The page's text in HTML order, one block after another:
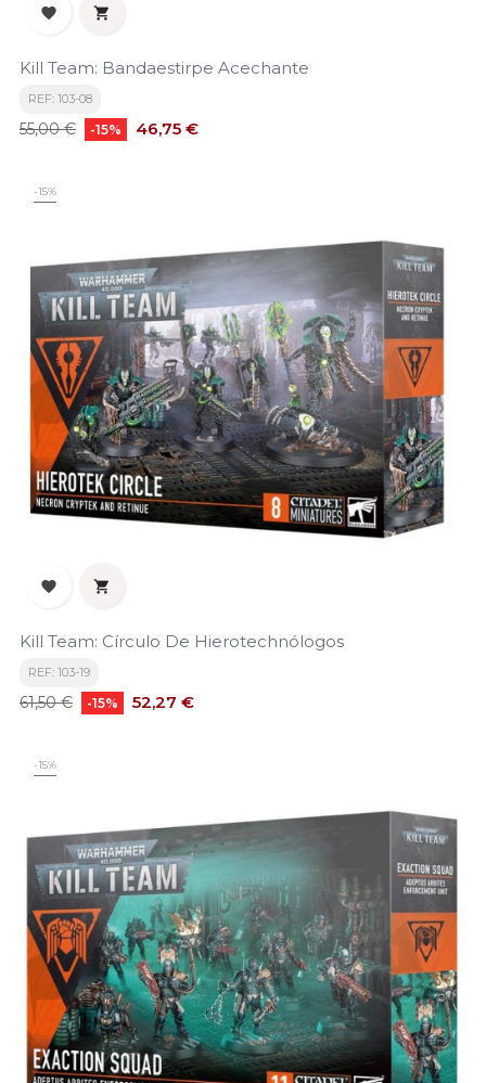
 
Kill Team: Bandaestirpe Acechante
REF: 103-08
Precio
55,00 € -15% Precio
46,75 €
-15%
 
Kill Team: Círculo De Hierotechnólogos
REF: 103-19
Precio
61,50 € -15% Precio
52,27 €
-15%